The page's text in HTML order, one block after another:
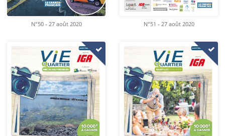
N°50 - 27 août 2020 N°51 - 27 août 2020